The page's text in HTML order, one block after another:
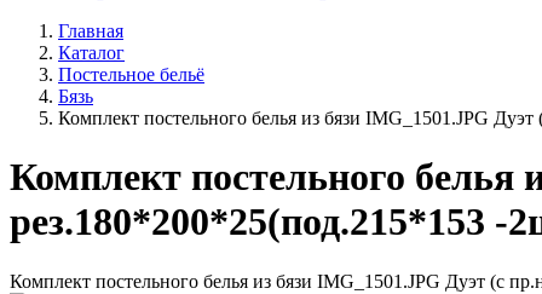
Главная
Каталог
Постельное бельё
Бязь
Комплект постельного белья из бязи IMG_1501.JPG
Комплект постельного белья
рез.180*200*25(под.215*153 -
Комплект постельного белья из бязи IMG_1501.JPG Дуэт (с